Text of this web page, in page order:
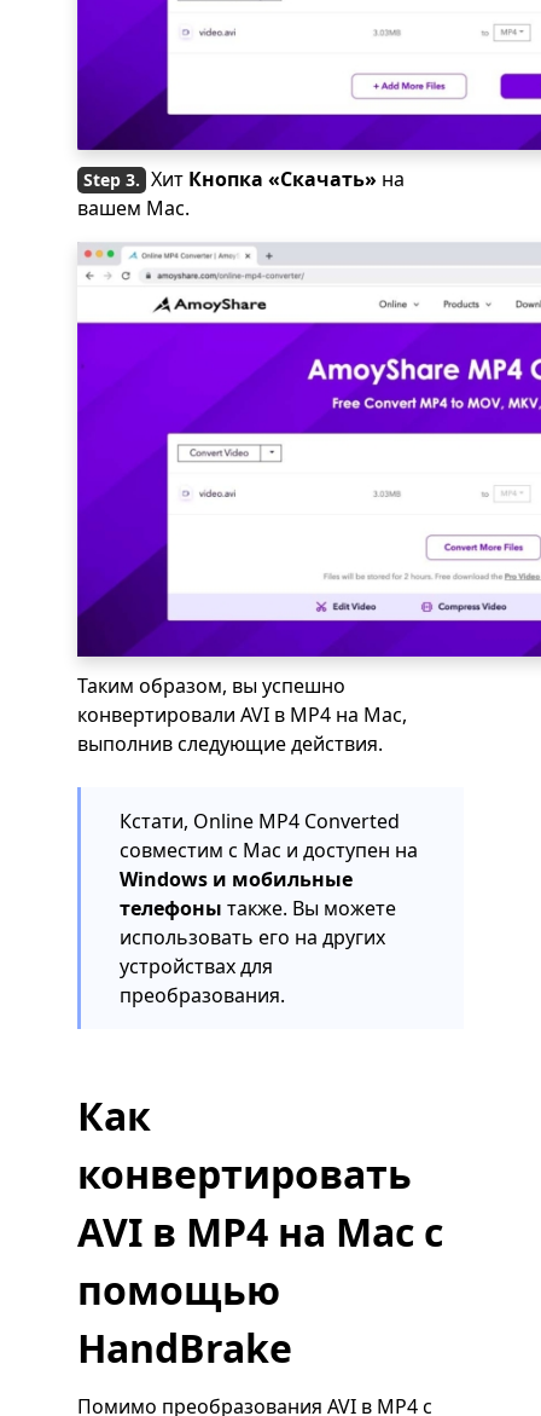
Хит Кнопка «Скачать» на
вашем Mac.
Таким образом, вы успешно
конвертировали AVI в MP4 на Mac,
выполнив следующие действия.
Кстати, Online MP4 Converted
совместим с Mac и доступен на
Windows и мобильные
телефоны также. Вы можете
использовать его на других
устройствах для
преобразования.
Как
конвертировать
AVI в MP4 на Mac с
помощью
HandBrake
Помимо преобразования AVI в MP4 с